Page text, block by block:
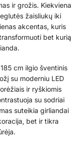
ir grožis. Kiekviena
žaisliukų iki
akcentas, kuris
bet kurią
cm ilgio šventinis
su moderniu LED
ir ryškiomis
su sodriai
suteikia girliandai
bet ir tikra